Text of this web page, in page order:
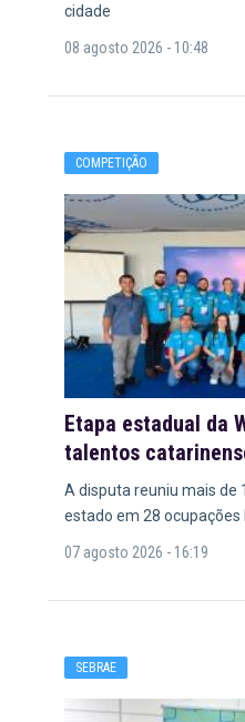
cidade
08 agosto 2026 - 10:48
COMPETIÇÃO
Etapa estadual da
talentos
A disputa reuniu mais de
estado em 28 ocupações
07 agosto 2026 - 16:19
SEBRAE